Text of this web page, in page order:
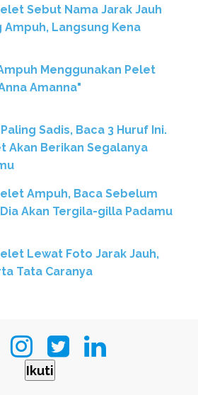
Sebut Nama Jarak Jauh
Ampuh, Langsung Kena
Menggunakan Pelet
Amanna"
Sadis, Baca 3 Huruf Ini.
Akan Berikan Segalanya
Ampuh, Baca Sebelum
Akan Tergila-gilla Padamu
Lewat Foto Jarak Jauh,
Tata Caranya
Ikuti